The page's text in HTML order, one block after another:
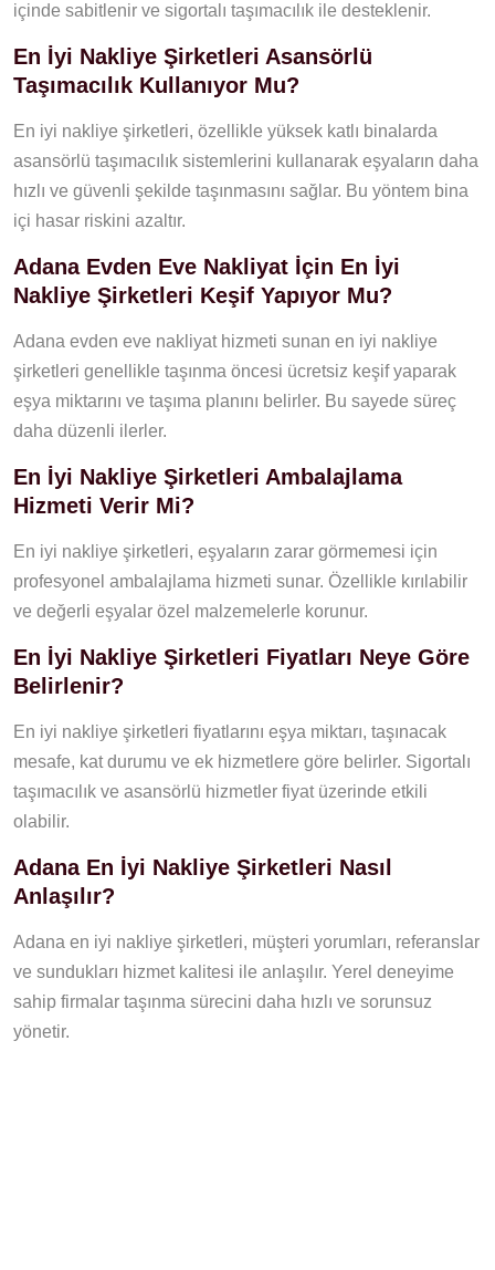
içinde sabitlenir ve sigortalı taşımacılık ile desteklenir.
En İyi Nakliye Şirketleri Asansörlü
Taşımacılık Kullanıyor Mu?
En iyi nakliye şirketleri, özellikle yüksek katlı binalarda
asansörlü taşımacılık sistemlerini kullanarak eşyaların daha
hızlı ve güvenli şekilde taşınmasını sağlar. Bu yöntem bina
içi hasar riskini azaltır.
Adana Evden Eve Nakliyat İçin En İyi
Nakliye Şirketleri Keşif Yapıyor Mu?
Adana evden eve nakliyat hizmeti sunan en iyi nakliye
şirketleri genellikle taşınma öncesi ücretsiz keşif yaparak
eşya miktarını ve taşıma planını belirler. Bu sayede süreç
daha düzenli ilerler.
En İyi Nakliye Şirketleri Ambalajlama
Hizmeti Verir Mi?
En iyi nakliye şirketleri, eşyaların zarar görmemesi için
profesyonel ambalajlama hizmeti sunar. Özellikle kırılabilir
ve değerli eşyalar özel malzemelerle korunur.
En İyi Nakliye Şirketleri Fiyatları Neye Göre
Belirlenir?
En iyi nakliye şirketleri fiyatlarını eşya miktarı, taşınacak
mesafe, kat durumu ve ek hizmetlere göre belirler. Sigortalı
taşımacılık ve asansörlü hizmetler fiyat üzerinde etkili
olabilir.
Adana En İyi Nakliye Şirketleri Nasıl
Anlaşılır?
Adana en iyi nakliye şirketleri, müşteri yorumları, referanslar
ve sundukları hizmet kalitesi ile anlaşılır. Yerel deneyime
sahip firmalar taşınma sürecini daha hızlı ve sorunsuz
yönetir.